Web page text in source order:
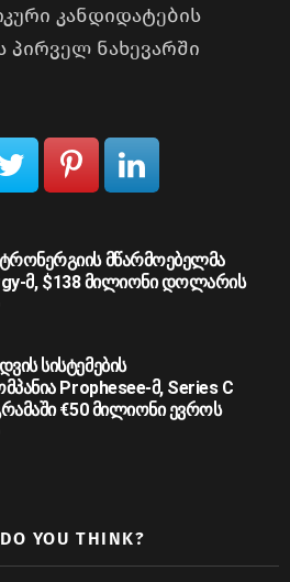
კანდიდატების
პირველ ნახევარში
მწარმოებელმა
მ, $138 მილიონი დოლარის
სისტემების
Prophesee-მ, Series C
€50 მილიონი ევროს
YOU THINK?